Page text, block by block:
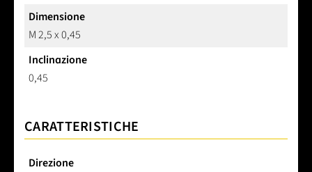
Dimensione
M 2,5 x 0,45
Inclinazione
0,45
CARATTERISTICHE
Direzione